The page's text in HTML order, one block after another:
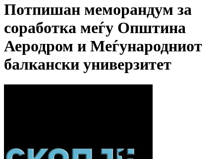
Потпишан меморандум за
соработка меѓу Општина
Аеродром и Меѓународниот
балкански универзитет